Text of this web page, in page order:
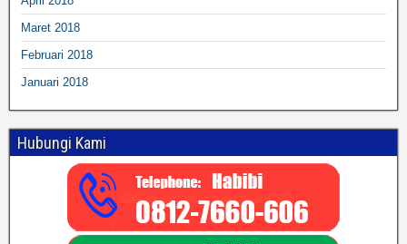
Maret 2018
Februari 2018
Januari 2018
Hubungi Kami